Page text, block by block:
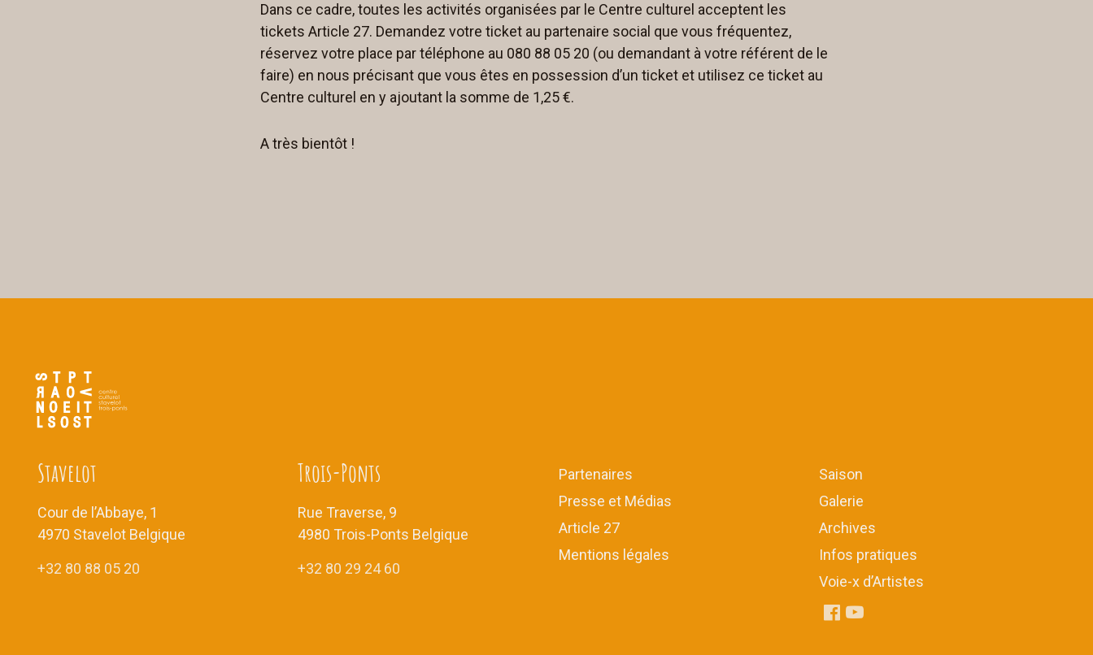
Dans ce cadre, toutes les activités organisées par le Centre culturel acceptent les
tickets Article 27. Demandez votre ticket au partenaire social que vous fréquentez,
réservez votre place par téléphone au 080 88 05 20 (ou demandant à votre référent de le
faire) en nous précisant que vous êtes en possession d’un ticket et utilisez ce ticket au
Centre culturel en y ajoutant la somme de 1,25 €.
A très bientôt !
Stavelot
Cour de l’Abbaye, 1
4970 Stavelot Belgique
+32 80 88 05 20
Trois-Ponts
Rue Traverse, 9
4980 Trois-Ponts Belgique
+32 80 29 24 60
Partenaires
Presse et Médias
Article 27
Mentions légales
Saison
Galerie
Archives
Infos pratiques
Voie-x d’Artistes